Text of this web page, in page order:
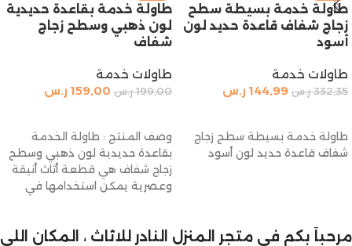
طاولة خدمة بسيطة سطح
زجاج شفاف قاعدة حديد لون
أسود
طاولات خدمة
332,35 ر.س 144,99 ر.س
طاولة خدمة بسيطة سطح زجاج
شفاف قاعدة حديد لون أسود
طاولة خدمة بقاعدة حديدية
لون ذهبي وسطح زجاج
شفاف
طاولات خدمة
199,00 ر.س 159,00 ر.س
وصف المنتج : طاولة الخدمة
بقاعدة حديدية لون ذهبي وسطح
زجاج شفاف هي قطعة أثاث أنيقة
وعصرية يمكن استخدامها في
مرحباً بكم في متجر المنزل النادر للاثاث ، المكان اللي